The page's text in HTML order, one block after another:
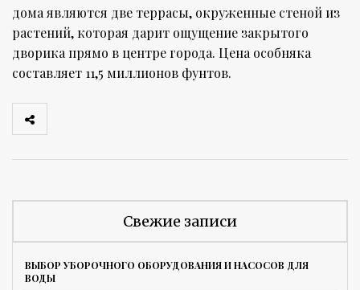
дома являются две террасы, окруженные стеной из
растений, которая дарит ощущение закрытого
дворика прямо в центре города. Цена особняка
составляет 11,5 миллионов фунтов.
Свежие записи
ВЫБОР УБОРОЧНОГО ОБОРУДОВАНИЯ И НАСОСОВ ДЛЯ
ВОДЫ